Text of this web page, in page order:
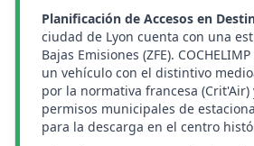
Planificación de Accesos en
ciudad de Lyon cuenta con una
Bajas Emisiones (ZFE).
un vehículo con el distintivo
por la normativa francesa (Crit'Air)
permisos municipales de
para la descarga en el centro